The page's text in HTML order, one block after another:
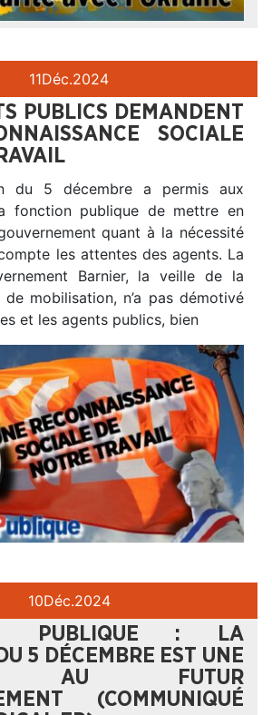
11Déc.2024
PUBLICS DEMANDENT
SOCIALE
du 5 décembre a permis aux
fonction publique de mettre en
quant à la nécessité
les attentes des agents. La
Barnier, la veille de la
mobilisation, n’a pas démotivé
et les agents publics, bien
10Déc.2024
PUBLIQUE : LA
5 DÉCEMBRE EST UNE
AU FUTUR
(COMMUNIQUÉ